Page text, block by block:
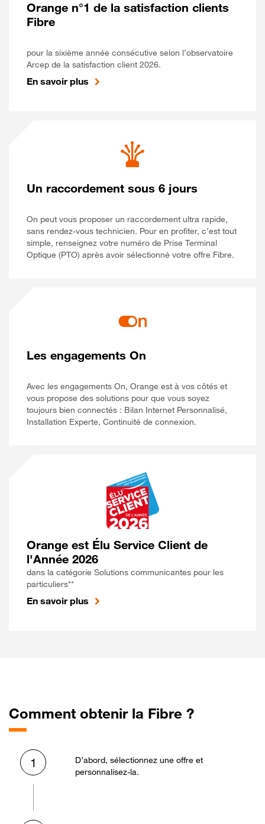
Orange n°1 de la satisfaction clients
Fibre
pour la sixième année consécutive selon l’observatoire
Arcep de la satisfaction client 2026.
En savoir plus
Un raccordement sous 6 jours
On peut vous proposer un raccordement ultra rapide,
sans rendez-vous technicien. Pour en profiter, c’est tout
simple, renseignez votre numéro de Prise Terminal
Optique (PTO) après avoir sélectionné votre offre Fibre.
Les engagements On
Avec les engagements On, Orange est à vos côtés et
vous propose des solutions pour que vous soyez
toujours bien connectés : Bilan Internet Personnalisé,
Installation Experte, Continuité de connexion.
Orange est Élu Service Client de
l'Année 2026
dans la catégorie Solutions communicantes pour les
particuliers**
En savoir plus
Comment obtenir la Fibre ?
1
D’abord, sélectionnez une offre et
personnalisez-la.